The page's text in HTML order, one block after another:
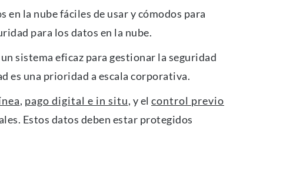
en la nube fáciles de usar y cómodos para
para los datos en la nube.
sistema eficaz para gestionar la seguridad
es una prioridad a escala corporativa.
, pago digital e in situ, y el control previo
Estos datos deben estar protegidos